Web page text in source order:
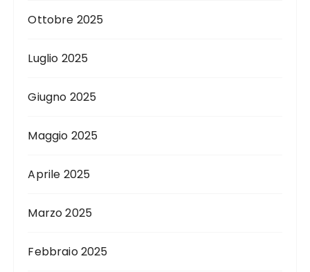
Ottobre 2025
Luglio 2025
Giugno 2025
Maggio 2025
Aprile 2025
Marzo 2025
Febbraio 2025